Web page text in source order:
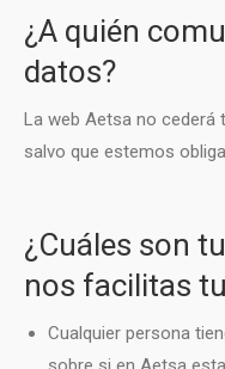
¿A quién
datos?
La web Aetsa no cederá
salvo que estemos
¿Cuáles son
nos facilitas
Cualquier persona